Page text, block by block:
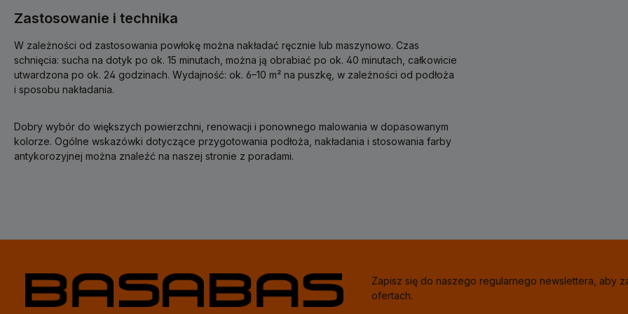
Zastosowanie i technika
W zależności od zastosowania powłokę można nakładać ręcznie lub maszynowo. Czas
schnięcia: sucha na dotyk po ok. 15 minutach, można ją obrabiać po ok. 40 minutach, całkowicie
utwardzona po ok. 24 godzinach. Wydajność: ok. 6–10 m² na puszkę, w zależności od podłoża
i sposobu nakładania.
Dobry wybór do większych powierzchni, renowacji i ponownego malowania w dopasowanym
kolorze. Ogólne wskazówki dotyczące przygotowania podłoża, nakładania i stosowania farby
antykorozyjnej można znaleźć na naszej stronie z poradami.
Zapisz się do naszego regularnego newslettera, aby
ofertach.